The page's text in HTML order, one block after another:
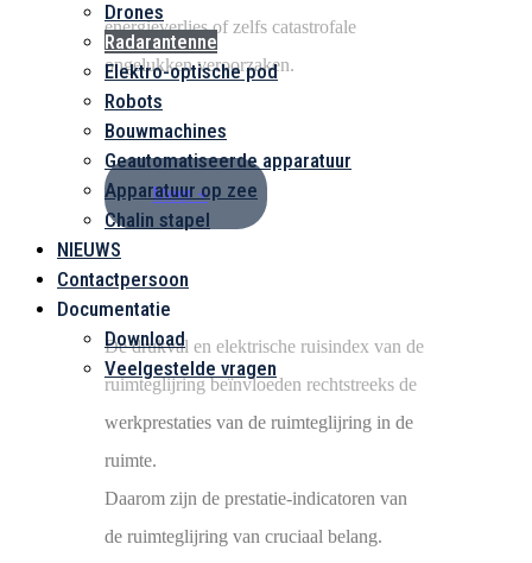
Drones
Radarantenne
Elektro-optische pod
Robots
Bouwmachines
Geautomatiseerde apparatuur
Apparatuur op zee
Chalin stapel
NIEUWS
Contactpersoon
Documentatie
Download
Veelgestelde vragen
energieverlies of zelfs catastrofale
ongelukken veroorzaken.
Meer +
De drukval en elektrische ruisindex van de
ruimteglijring beïnvloeden rechtstreeks de
werkprestaties van de ruimteglijring in de
ruimte.
Daarom zijn de prestatie-indicatoren van
de ruimteglijring van cruciaal belang.